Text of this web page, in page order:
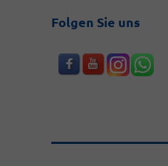
Folgen Sie uns